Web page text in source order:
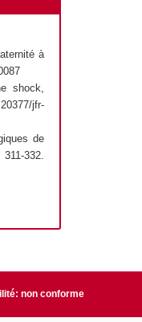
à
shock,
jfr-
de
non conforme